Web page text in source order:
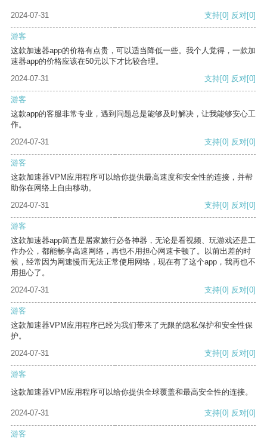
2024-07-31 支持[0] 反对[0]
游客
这款加速器app的价格有点贵，可以适当降低一些。我个人觉得，一款加
速器app的价格应该在50元以下才比较合理。
2024-07-31
支持[0] 反对[0]
游客
这款app的客服非常专业，遇到问题总是能够及时解决，让我能够安心工
作。
2024-07-31
支持[0] 反对[0]
游客
这款加速器VPM应用程序可以给你提供最高速度和安全性的连接，并帮
助你在网络上自由移动。
2024-07-31
支持[0] 反对[0]
游客
这款加速器app简直是居家旅行必备神器，无论是看视频、玩游戏还是工
作办公，都能畅享高速网络，再也不用担心网速卡顿了。以前出差的时
候，经常因为网速慢而无法正常使用网络，现在有了这个app，我再也不
用担心了。
2024-07-31
支持[0] 反对[0]
游客
这款加速器VPM应用程序已经为我们带来了无限的隐私保护和安全性保
护。
2024-07-31
支持[0] 反对[0]
游客
这款加速器VPM应用程序可以给你提供全球覆盖和最高安全性的连接。
2024-07-31 支持[0] 反对[0]
游客